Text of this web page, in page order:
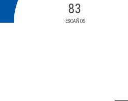
83
ESCAÑOS